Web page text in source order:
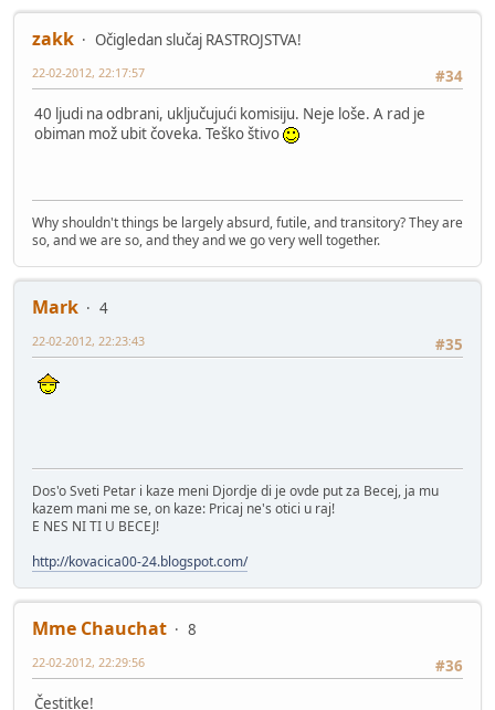
zakk
Očigledan slučaj RASTROJSTVA!
#34
22-02-2012, 22:17:57
40 ljudi na odbrani, uključujući komisiju. Neje loše. A rad je
obiman mož ubit čoveka. Teško štivo
Why shouldn't things be largely absurd, futile, and transitory? They are
so, and we are so, and they and we go very well together.
Mark
4
#35
22-02-2012, 22:23:43
Dos'o Sveti Petar i kaze meni Djordje di je ovde put za Becej, ja mu
kazem mani me se, on kaze: Pricaj ne's otici u raj!
E NES NI TI U BECEJ!
http://kovacica00-24.blogspot.com/
Mme Chauchat
8
#36
22-02-2012, 22:29:56
Čestitke!